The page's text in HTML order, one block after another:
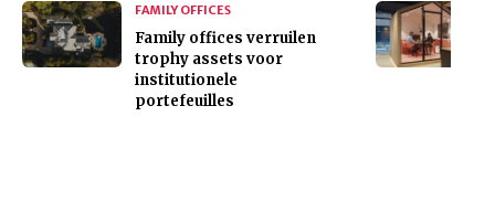
FAMILY OFFICES
Family offices verruilen
trophy assets voor
institutionele
portefeuilles